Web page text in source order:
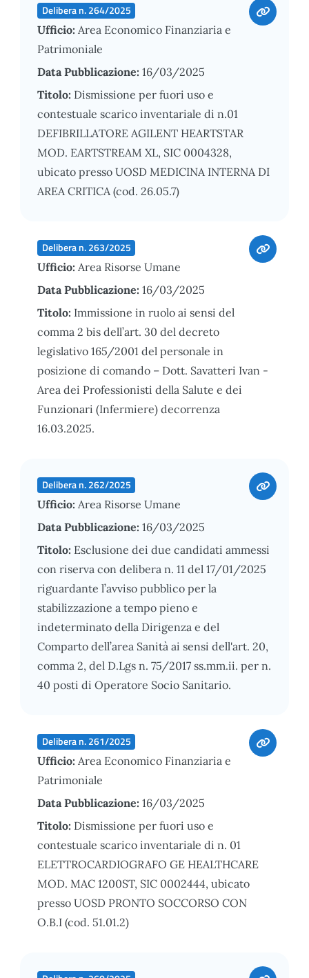
Delibera n. 264/2025
Ufficio: Area Economico Finanziaria e
Patrimoniale
Data Pubblicazione: 16/03/2025
Titolo: Dismissione per fuori uso e
contestuale scarico inventariale di n.01
DEFIBRILLATORE AGILENT HEARTSTAR
MOD. EARTSTREAM XL, SIC 0004328,
ubicato presso UOSD MEDICINA INTERNA DI
AREA CRITICA (cod. 26.05.7)
Delibera n. 263/2025
Ufficio: Area Risorse Umane
Data Pubblicazione: 16/03/2025
Titolo: Immissione in ruolo ai sensi del
comma 2 bis dell’art. 30 del decreto
legislativo 165/2001 del personale in
posizione di comando – Dott. Savatteri Ivan -
Area dei Professionisti della Salute e dei
Funzionari (Infermiere) decorrenza
16.03.2025.
Delibera n. 262/2025
Ufficio: Area Risorse Umane
Data Pubblicazione: 16/03/2025
Titolo: Esclusione dei due candidati ammessi
con riserva con delibera n. 11 del 17/01/2025
riguardante l’avviso pubblico per la
stabilizzazione a tempo pieno e
indeterminato della Dirigenza e del
Comparto dell’area Sanità ai sensi dell'art. 20,
comma 2, del D.Lgs n. 75/2017 ss.mm.ii. per n.
40 posti di Operatore Socio Sanitario.
Delibera n. 261/2025
Ufficio: Area Economico Finanziaria e
Patrimoniale
Data Pubblicazione: 16/03/2025
Titolo: Dismissione per fuori uso e
contestuale scarico inventariale di n. 01
ELETTROCARDIOGRAFO GE HEALTHCARE
MOD. MAC 1200ST, SIC 0002444, ubicato
presso UOSD PRONTO SOCCORSO CON
O.B.I (cod. 51.01.2)